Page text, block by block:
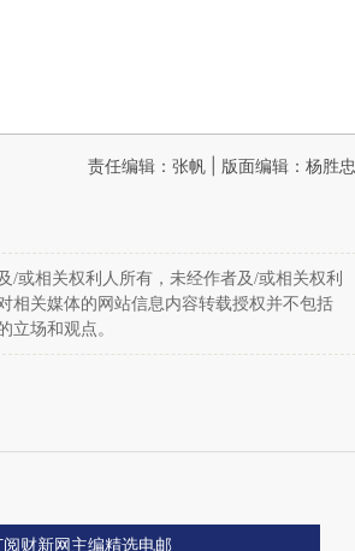
责任编辑：张帆 | 版面编辑：杨胜忠
/或相关权利人所有，未经作者及/或相关权利
相关媒体的网站信息内容转载授权并不包括
立场和观点。
阅财新网主编精选电邮